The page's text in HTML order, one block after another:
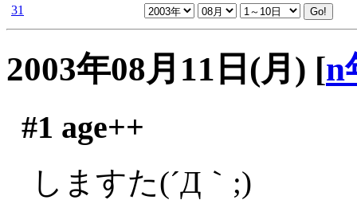
31
2003年08月11日(月) [n
#1 age++
しますた(´Д｀;)